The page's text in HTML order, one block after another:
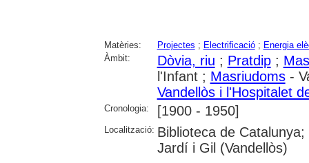
Matèries: Projectes ; Electrificació; Energia
Àmbit:
Dòvia, riu ; Pratdip;
l'Infant ; Masriudoms-
Vandellòs i l'Hospitalet
Cronologia: [1900 - 1950]
Localització: Biblioteca de
Jardí i Gil (Vandellòs)